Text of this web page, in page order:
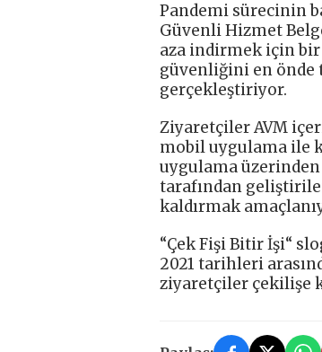
Pandemi sürecinin
Güvenli Hizmet
aza indirmek için
güvenliğini en önde
gerçekleştiriyor.
Ziyaretçiler AVM
mobil uygulama ile
uygulama
tarafından
kaldırmak
“Çek Fişi Bitir İşi“
2021 tarihleri
ziyaretçiler çekilişe